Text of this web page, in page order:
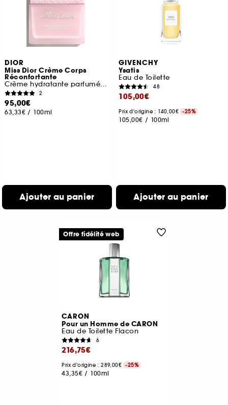
DIOR
Miss Dior Crème Corps
Réconfortante
Crème hydratante parfumé pour le corps
2
95,00€
63,33€ / 100ml
Ajouter au panier
GIVENCHY
Ysatis
Eau de Toilette
48
105,00€
Prix d'origine : 140,00€ -25%
105,00€ / 100ml
Ajouter au panier
CARON
Pour un Homme de CARON
Eau de Toilette Flacon
6
216,75€
Prix d'origine : 289,00€ -25%
43,35€ / 100ml
Offre fidélité web